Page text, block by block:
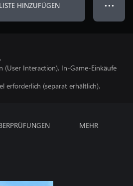
HINZUFÜGEN ● ● ●
(User Interaction), In-Game-Einkäufe
erforderlich (separat erhältlich).
MEHR